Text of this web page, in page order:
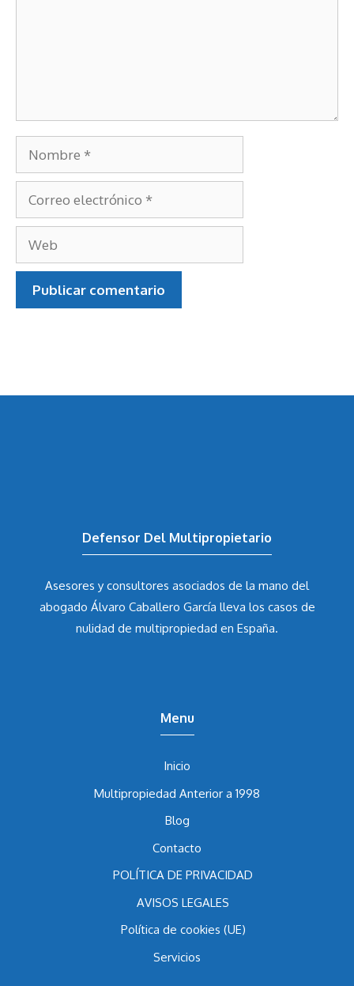
Nombre
Correo
electrónico
Web
Asesores y consultores asociados de la mano del
abogado Álvaro Caballero Garcíalleva los casos de
Inicio
Multipropiedad Anterior a 1998
Blog
Contacto
POLÍTICA DE PRIVACIDAD
AVISOS LEGALES
Política de cookies (UE)